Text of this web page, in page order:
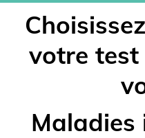
votre test
Maladies